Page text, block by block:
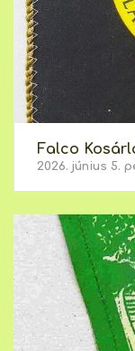
Falco
2026. június 5.